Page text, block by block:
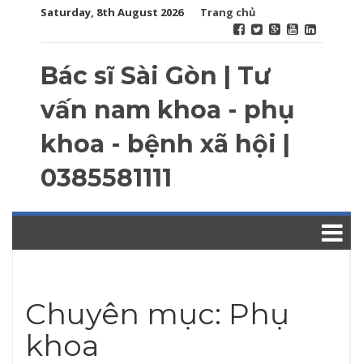
Saturday, 8th August 2026 Trang chủ
Bác sĩ Sài Gòn | Tư
vấn nam khoa - phụ
khoa - bệnh xã hội |
0385581111
Chuyên mục: Phụ
khoa